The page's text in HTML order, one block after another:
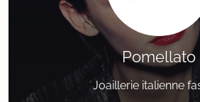
Pomellato
Joaillerie italienne